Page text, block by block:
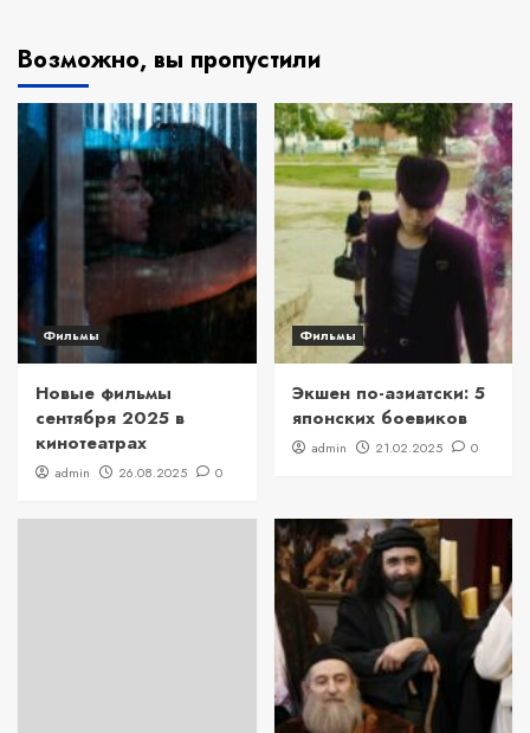
Возможно, вы пропустили
Фильмы
Новые фильмы
сентября 2025 в
кинотеатрах
admin 26.08.2025 0
Фильмы
Экшен по-азиатски: 5
японских боевиков
admin 21.02.2025 0